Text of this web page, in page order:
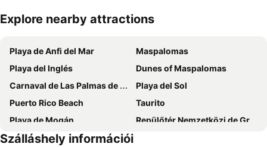
Nagy méretű térkép
Explore nearby attractions
Playa de Anfi del Mar
Maspalomas
Playa del Inglés
Dunes of Maspalomas
Carnaval de Las Palmas de Gran Canaria
Playa del Sol
Puerto Rico Beach
Taurito
Playa de Mogán
Repülőtér Nemzetközi de Gran Canaria
Amadores
Szálláshely információi